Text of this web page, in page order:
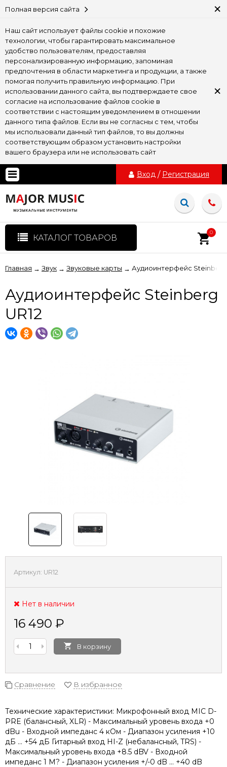
Полная версия сайта ×
Наш сайт использует файлы cookie и похожие
технологии, чтобы гарантировать максимальное
удобство пользователям, предоставляя
персонализированную информацию, запоминая
предпочтения в области маркетинга и продукции, а также
помогая получить правильную информацию. При
использовании данного сайта, вы подтверждаете свое
согласие на использование файлов cookie в
соответствии с настоящим уведомлением в отношении
данного типа файлов. Если вы не согласны с тем, чтобы
мы использовали данный тип файлов, то вы должны
соответствующим образом установить настройки
вашего браузера или не использовать сайт
×
Вход / Регистрация
КАТАЛОГ ТОВАРОВ
0
Главная → Звук → Звуковые карты → Аудиоинтерфейс Steinberg
Аудиоинтерфейс Steinberg
UR12
Артикул: UR12
Нет в наличии
16 490 ₽
В корзину
Сравнение В избранное
Технические характеристики: Микрофонный вход MIC D-
PRE (балансный, XLR) - Максимальный уровень входа +0
dBu - Входной импеданс 4 кОм - Диапазон усиления +10
дБ ... +54 дБ Гитарный вход HI-Z (небалансный, TRS) -
Максимальный уровень входа +8.5 dBV - Входной
импеданс 1 M? - Диапазон усиления +/-0 dB ... +40 dB